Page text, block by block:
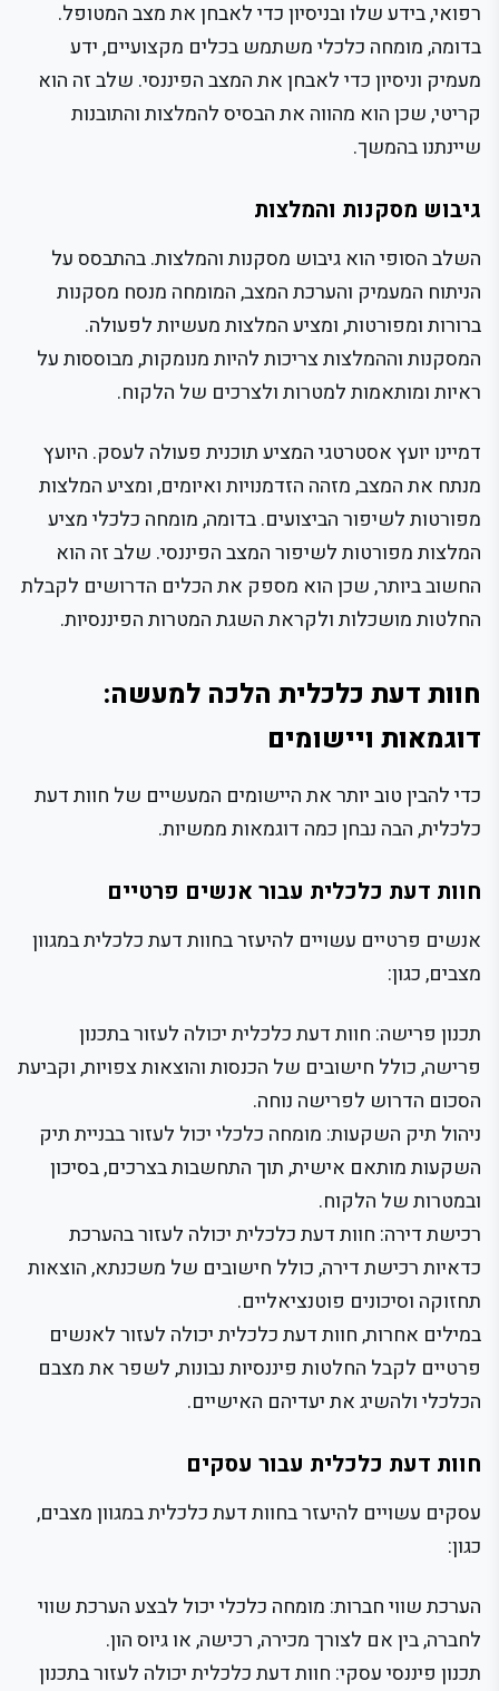
רפואי, בידע שלו ובניסיון כדי לאבחן את מצב המטופל.
בדומה, מומחה כלכלי משתמש בכלים מקצועיים, ידע
מעמיק וניסיון כדי לאבחן את המצב הפיננסי. שלב זה הוא
קריטי, שכן הוא מהווה את הבסיס להמלצות והתובנות
שיינתנו בהמשך.
גיבוש מסקנות והמלצות
השלב הסופי הוא גיבוש מסקנות והמלצות. בהתבסס על
הניתוח המעמיק והערכת המצב, המומחה מנסח מסקנות
ברורות ומפורטות, ומציע המלצות מעשיות לפעולה.
המסקנות וההמלצות צריכות להיות מנומקות, מבוססות על
ראיות ומותאמות למטרות ולצרכים של הלקוח.
דמיינו יועץ אסטרטגי המציע תוכנית פעולה לעסק. היועץ
מנתח את המצב, מזהה הזדמנויות ואיומים, ומציע המלצות
מפורטות לשיפור הביצועים. בדומה, מומחה כלכלי מציע
המלצות מפורטות לשיפור המצב הפיננסי. שלב זה הוא
החשוב ביותר, שכן הוא מספק את הכלים הדרושים לקבלת
החלטות מושכלות ולקראת השגת המטרות הפיננסיות.
חוות דעת כלכלית הלכה למעשה:
דוגמאות ויישומים
כדי להבין טוב יותר את היישומים המעשיים של חוות דעת
כלכלית, הבה נבחן כמה דוגמאות ממשיות.
חוות דעת כלכלית עבור אנשים פרטיים
אנשים פרטיים עשויים להיעזר בחוות דעת כלכלית במגוון
מצבים, כגון:
תכנון פרישה: חוות דעת כלכלית יכולה לעזור בתכנון
פרישה, כולל חישובים של הכנסות והוצאות צפויות, וקביעת
הסכום הדרוש לפרישה נוחה.
ניהול תיק השקעות: מומחה כלכלי יכול לעזור בבניית תיק
השקעות מותאם אישית, תוך התחשבות בצרכים, בסיכון
ובמטרות של הלקוח.
רכישת דירה: חוות דעת כלכלית יכולה לעזור בהערכת
כדאיות רכישת דירה, כולל חישובים של משכנתא, הוצאות
תחזוקה וסיכונים פוטנציאליים.
במילים אחרות, חוות דעת כלכלית יכולה לעזור לאנשים
פרטיים לקבל החלטות פיננסיות נבונות, לשפר את מצבם
הכלכלי ולהשיג את יעדיהם האישיים.
חוות דעת כלכלית עבור עסקים
עסקים עשויים להיעזר בחוות דעת כלכלית במגוון מצבים,
כגון:
הערכת שווי חברות: מומחה כלכלי יכול לבצע הערכת שווי
לחברה, בין אם לצורך מכירה, רכישה, או גיוס הון.
תכנון פיננסי עסקי: חוות דעת כלכלית יכולה לעזור בתכנון